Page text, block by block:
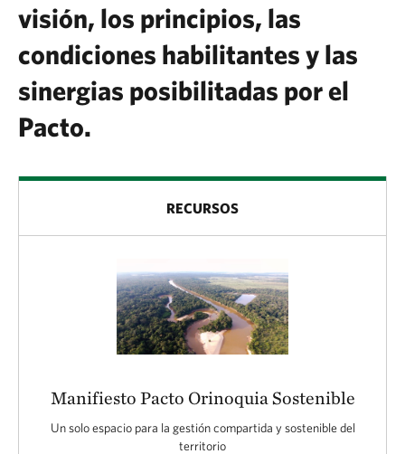
visión, los principios, las
condiciones habilitantes y las
sinergias posibilitadas por el
Pacto.
RECURSOS
Manifiesto Pacto Orinoquia Sostenible
Un solo espacio para la gestión compartida y sostenible del
territorio